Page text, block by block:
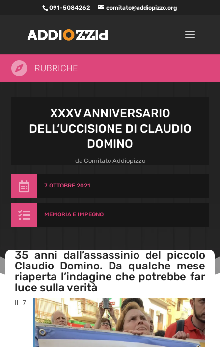
091-5084262 comitato@addiopizzo.org
 RUBRICHE
XXXV ANNIVERSARIO
DELL’UCCISIONE DI CLAUDIO
DOMINO
da Comitato Addiopizzo
 7 OTTOBRE 2021
 MEMORIA E IMPEGNO
35 anni dall’assassinio del piccolo
Claudio Domino. Da qualche mese
riaperta l’indagine che potrebbe far
luce sulla verità
Il 7